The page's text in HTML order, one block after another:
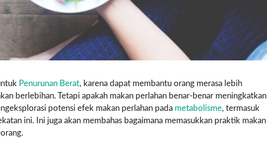
Penurunan Berat, karena dapat membantu orang merasa lebih
berlebihan. Tetapi apakah makan perlahan benar-benar meningkatkan
potensi efek makan perlahan pada metabolisme, termasuk
ini. Ini juga akan membahas bagaimana memasukkan praktik makan